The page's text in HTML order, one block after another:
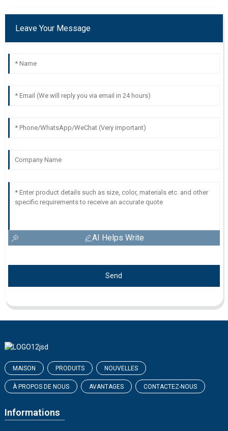
Leave Your Message
AI Helps Write
Send
MAISON PRODUITS NOUVELLES
À PROPOS DE NOUS AVANTAGES CONTACTEZ-NOUS
Informations